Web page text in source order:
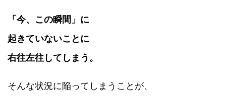
「今、この瞬間」に
起きていないことに
右往左往してしまう。
そんな状況に陥ってしまうことが、